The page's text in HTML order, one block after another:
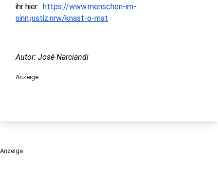
ihr hier: https://www.menschen-im-
sinn.justiz.nrw/knast-o-mat
Autor: José Narciandi
Anzeige
Anzeige